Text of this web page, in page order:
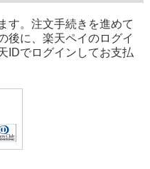
す。注文手続きを進めて
後に、楽天ペイのログイ
IDでログインしてお支払